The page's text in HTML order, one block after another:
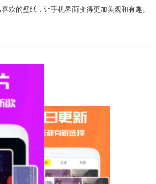
欢的壁纸，让手机界面变得更加美观和有趣。